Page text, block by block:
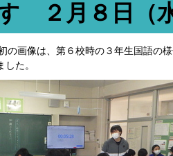
２月８日（
画像は、第６校時の３年生国語の
た。